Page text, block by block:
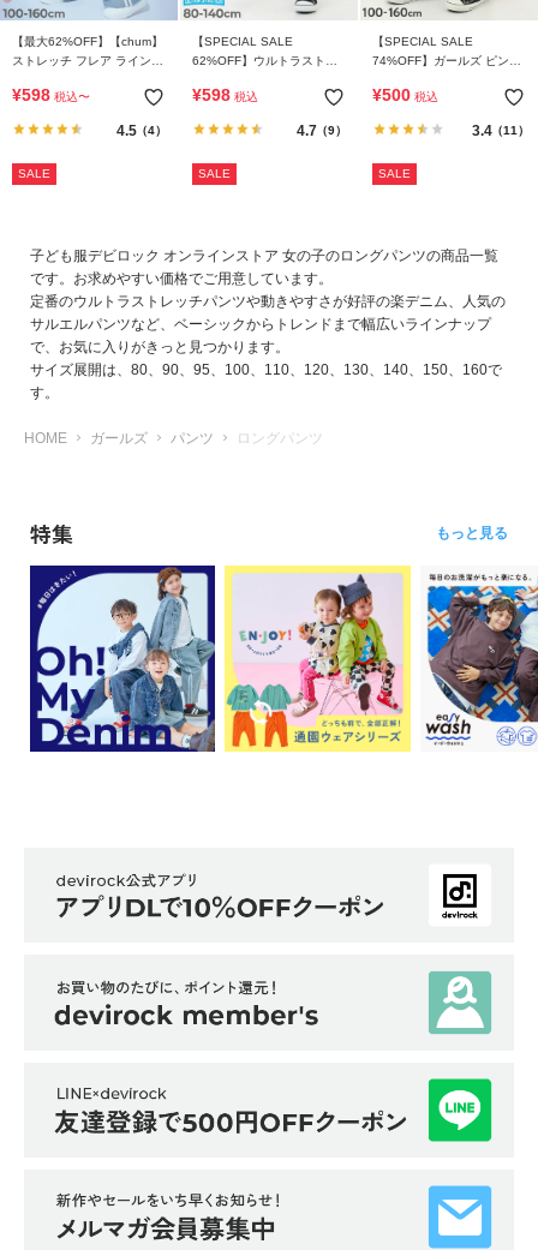
【最大62%OFF】【chum】
ストレッチ フレア ラインパ
¥598 税込〜
4.5（4）
SALE
【SPECIAL SALE
62%OFF】ウルトラストレ
ッチ)
¥598 税込
4.7 （9）
SALE
【SPECIAL SALE
74%OFF】ガールズ ピンタ
¥500 税込
3.4（11）
SALE
子ども服デビロック オンラインストア 女の子のロングパンツの商品一覧
です。お求めやすい価格でご用意しています。
定番のウルトラストレッチパンツや動きやすさが好評の楽デニム、人気の
サルエルパンツなど、ベーシックからトレンドまで幅広いラインナップ
で、お気に入りがきっと見つかります。
サイズ展開は、80、90、95、100、110、120、130、140、150、160で
す。
HOME ガールズ パンツ ロングパンツ
特集 もっと見る